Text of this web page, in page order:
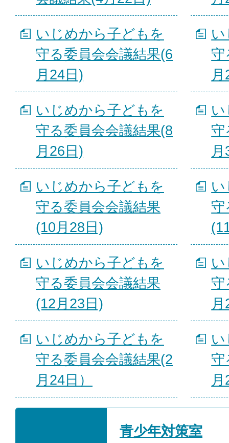
いじめから子どもを
守る委員会会議結果(6
月24日)
守
いじめから子どもを
守る委員会会議結果(8
月26日)
守
いじめから子どもを
守る委員会会議結果
(10月28日)
守
いじめから子どもを
守る委員会会議結果
(12月23日)
守
いじめから子どもを
守る委員会会議結果(2
月24日）
守
青少年対策室